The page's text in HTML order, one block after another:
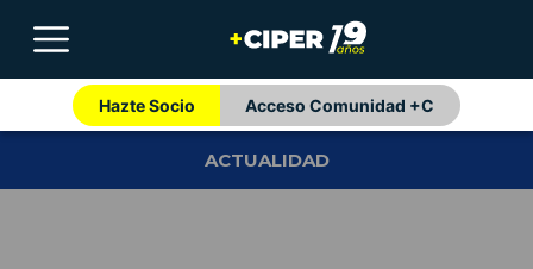
Hazte Socio Acceso Comunidad +C
ACTUALIDAD